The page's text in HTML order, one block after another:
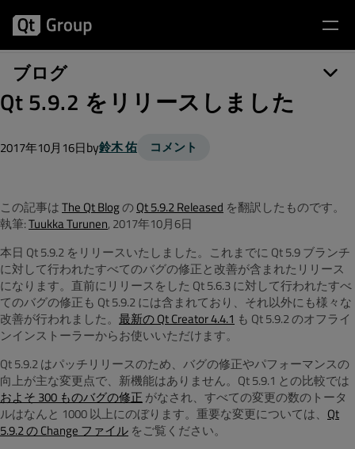
ブログ
Qt 5.9.2 をリリースしました
2017年10月16日by鈴木 佑 コメント
この記事はThe Qt BlogのQt 5.9.2 Released を翻訳したものです。
執筆:Tuukka Turunen, 2017年10月6日
本日 Qt 5.9.2 をリリースいたしました。これまでに Qt 5.9 ブランチ
に対して行われたすべてのバグの修正と改善が含まれたリリース
になります。直前にリリースをした Qt 5.6.3 に対して行われたすべ
てのバグの修正も Qt 5.9.2 には含まれており、それ以外にも様々な
改善が行われました。 最新の Qt Creator 4.4.1 も Qt 5.9.2 のオフライ
ンインストーラーからお使いいただけます。
Qt 5.9.2 はパッチリリースのため、バグの修正やパフォーマンスの
向上が主な変更点で、新機能はありません。Qt 5.9.1 との比較では
およそ 300 ものバグの修正がなされ、すべての変更の数のトータ
ルはなんと 1000 以上にのぼります。重要な変更については、 Qt
5.9.2 の Change ファイル をご覧ください。